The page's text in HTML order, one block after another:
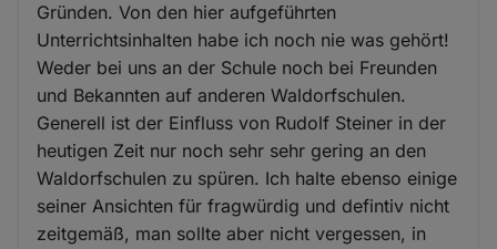
Gründen. Von den hier aufgeführten
Unterrichtsinhalten habe ich noch nie was gehört!
Weder bei uns an der Schule noch bei Freunden
und Bekannten auf anderen Waldorfschulen.
Generell ist der Einfluss von Rudolf Steiner in der
heutigen Zeit nur noch sehr sehr gering an den
Waldorfschulen zu spüren. Ich halte ebenso einige
seiner Ansichten für fragwürdig und defintiv nicht
zeitgemäß, man sollte aber nicht vergessen, in